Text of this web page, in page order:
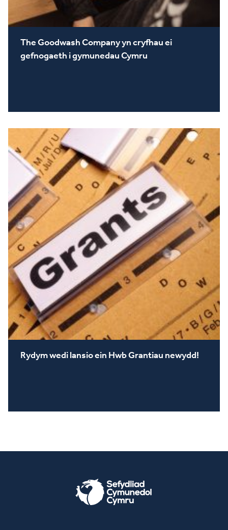
The Goodwash Company yn cryfhau ei
gefnogaeth i gymunedau Cymru
Rydym wedi lansio ein Hwb Grantiau newydd!